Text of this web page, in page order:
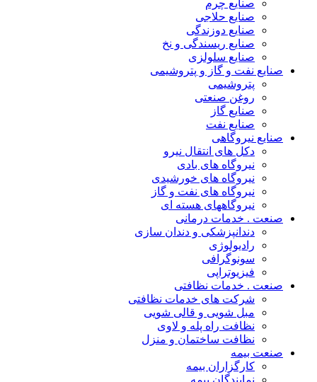
صنایع چرم
صنایع حلاجی
صنایع دوزندگی
صنایع ریسندگی و نخ
صنایع سلولزی
صنایع نفت و گاز و پتروشیمی
پتروشیمی
روغن صنعتی
صنایع گاز
صنایع نفت
صنایع نیروگاهی
دکل های انتقال نیرو
نیروگاه های بادی
نیروگاه های خورشیدی
نیروگاه های نفت و گاز
نیروگاههای هسته ای
صنعت . خدمات درمانی
دندانپزشکی و دندان سازی
رادیولوژی
سونوگرافی
فیزیوتراپی
صنعت . خدمات نظافتی
شرکت های خدمات نظافتی
مبل شویی و قالی شویی
نظافت راه پله و لاوی
نظافت ساختمان و منزل
صنعت بیمه
کارگزاران بیمه